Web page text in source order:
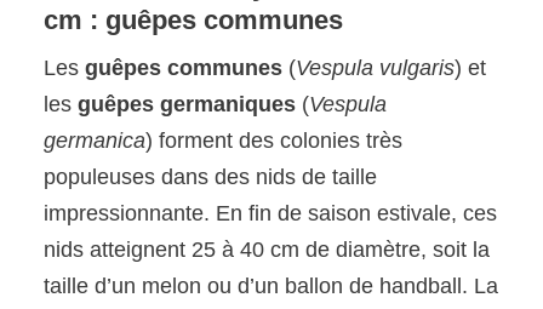
cm : guêpes communes
Les guêpes communes(Vespula vulgaris) et
les guêpes germaniques(Vespula
germanica) forment des colonies très
populeuses dans des nids de taille
impressionnante. En fin de saison estivale, ces
nids atteignent 25 à 40 cm de diamètre, soit la
taille d’un melon ou d’un ballon de handball. La